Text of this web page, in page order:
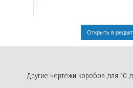
Открыть в
Другие чертежи коробов для 10